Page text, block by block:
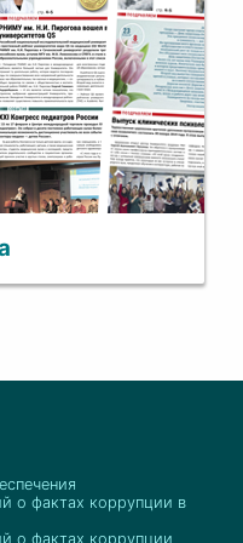
о фактах коррупции в
о фактах коррупции